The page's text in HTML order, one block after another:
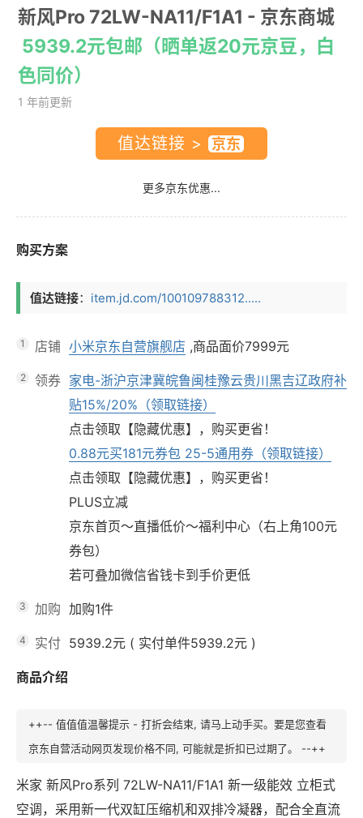
新风Pro 72LW-NA11/F1A1 - 京东商城
5939.2元包邮（晒单返20元京豆，白
色同价）
1 年前更新
值达链接 >
更多京东优惠...
购买方案
值达链接： item.jd.com/100109788312.....
1 店铺 小米京东自营旗舰店 ,商品面价7999元
2 领券 家电-浙沪京津冀皖鲁闽桂豫云贵川黑吉辽政府补
贴15%/20%（领取链接）
点击领取【隐藏优惠】，购买更省！
0.88元买181元券包 25-5通用券（领取链接）
点击领取【隐藏优惠】，购买更省！
PLUS立减
京东首页～直播低价～福利中心（右上角100元
券包）
若可叠加微信省钱卡到手价更低
3 加购 加购1件
4 实付 5939.2元 ( 实付单件5939.2元 )
商品介绍
++-- 值值值温馨提示 - 打折会结束, 请马上动手买。要是您查看
京东自营活动网页发现价格不同, 可能就是折扣已过期了。 --++
米家 新风Pro系列 72LW-NA11/F1A1 新一级能效 立柜式
空调，采用新一代双缸压缩机和双排冷凝器，配合全直流